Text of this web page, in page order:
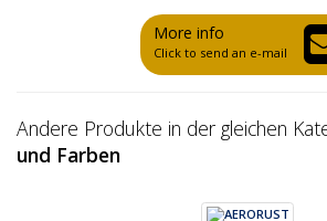
More info
Click to send an e-mail
Andere Produkte in der gleichen
und Farben